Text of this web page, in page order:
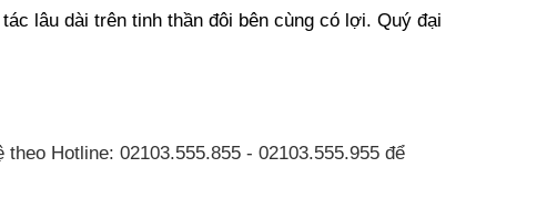
lâu dài trên tinh thần đôi bên cùng có lợi. Quý đại
Hotline: 02103.555.855 - 02103.555.955 để